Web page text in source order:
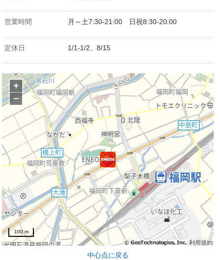
営業時間 月～土7:30-21:00 日祝8:30-20:00
定休日 1/1-1/2、8/15
利用規約
+
−
100 m
中心点に戻る